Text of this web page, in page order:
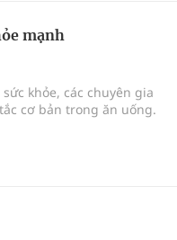
mạnh
khỏe, các chuyên gia
cơ bản trong ăn uống.